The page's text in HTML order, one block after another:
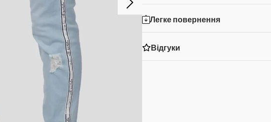
Легке повернення
Відгуки